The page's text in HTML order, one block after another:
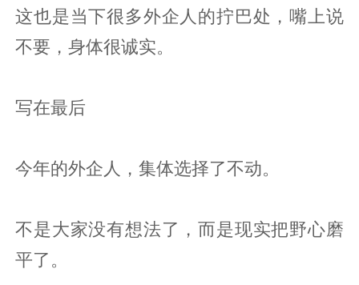
这也是当下很多外企人的拧巴处，嘴上说
不要，身体很诚实。
写在最后
今年的外企人，集体选择了不动。
不是大家没有想法了，而是现实把野心磨
平了。